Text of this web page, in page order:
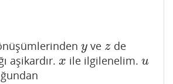
y
y ve z
zde
aşikardır. x
x ile ilgilenelim. u
u